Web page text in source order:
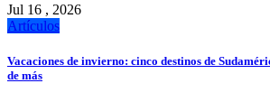
Jul 16 , 2026
Artículos
Vacaciones de invierno: cinco destinos de
de más